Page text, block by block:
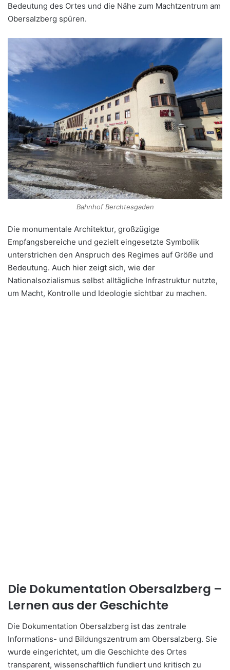
Bedeutung des Ortes und die Nähe zum Machtzentrum am
Obersalzberg spüren.
Bahnhof Berchtesgaden
Die monumentale Architektur, großzügige
Empfangsbereiche und gezielt eingesetzte Symbolik
unterstrichen den Anspruch des Regimes auf Größe und
Bedeutung. Auch hier zeigt sich, wie der
Nationalsozialismus selbst alltägliche Infrastruktur nutzte,
um Macht, Kontrolle und Ideologie sichtbar zu machen.
Die Dokumentation Obersalzberg –
Lernen aus der Geschichte
Die Dokumentation Obersalzberg ist das zentrale
Informations- und Bildungszentrum am Obersalzberg. Sie
wurde eingerichtet, um die Geschichte des Ortes
transparent, wissenschaftlich fundiert und kritisch zu